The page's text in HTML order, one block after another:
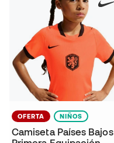
OFERTA NIÑOS
Camiseta Países Bajos